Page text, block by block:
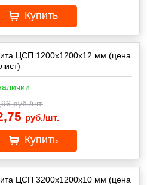
Купить
ЦСП 1200х1200х12 мм (цена
руб./шт.
руб./шт.
Купить
ЦСП 3200х1200х10 мм (цена